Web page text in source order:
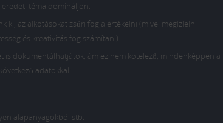
eredeti téma domináljon.
ki, az alkotásokat zsűri fogja értékelni (mivel megízlelni
és kreativitás fog számítani)
is dokumentálhatjátok, ám ez nem kötelező, mindenképpen a
adatokkal:
alapanyagokból stb.